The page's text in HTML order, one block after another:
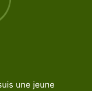
une jeune